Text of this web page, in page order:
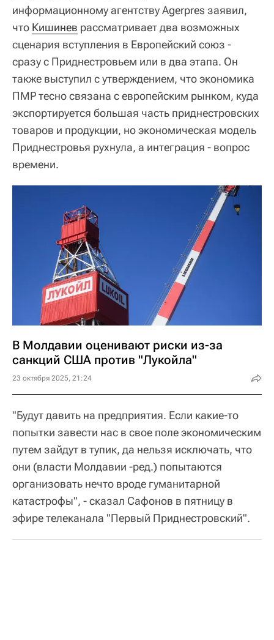
информационному агентству Agerpres заявил,
что Кишинев рассматривает два возможных
сценария вступления в Европейский союз -
сразу с Приднестровьем или в два этапа. Он
также выступил с утверждением, что экономика
ПМР тесно связана с европейским рынком, куда
экспортируется большая часть приднестровских
товаров и продукции, но экономическая модель
Приднестровья рухнула, а интеграция - вопрос
времени.
В Молдавии оценивают риски из-за
санкций США против "Лукойла"
23 октября 2025, 21:24
"Будут давить на предприятия. Если какие-то
попытки завести нас в свое поле экономическим
путем зайдут в тупик, да нельзя исключать, что
они (власти Молдавии -ред.) попытаются
организовать нечто вроде гуманитарной
катастрофы", - сказал Сафонов в пятницу в
эфире телеканала "Первый Приднестровский".